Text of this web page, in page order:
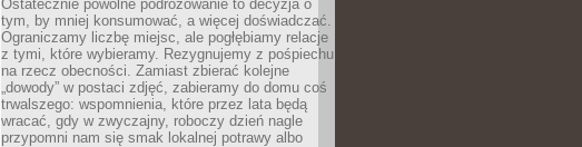
Ostatecznie powolne podróżowanie to decyzja o
tym, by mniej konsumować, a więcej doświadczać.
Ograniczamy liczbę miejsc, ale pogłębiamy relacje
z tymi, które wybieramy. Rezygnujemy z pośpiechu
na rzecz obecności. Zamiast zbierać kolejne
„dowody” w postaci zdjęć, zabieramy do domu coś
trwalszego: wspomnienia, które przez lata będą
wracać, gdy w zwyczajny, roboczy dzień nagle
przypomni nam się smak lokalnej potrawy albo